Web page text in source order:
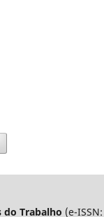
do Trabalho (e-